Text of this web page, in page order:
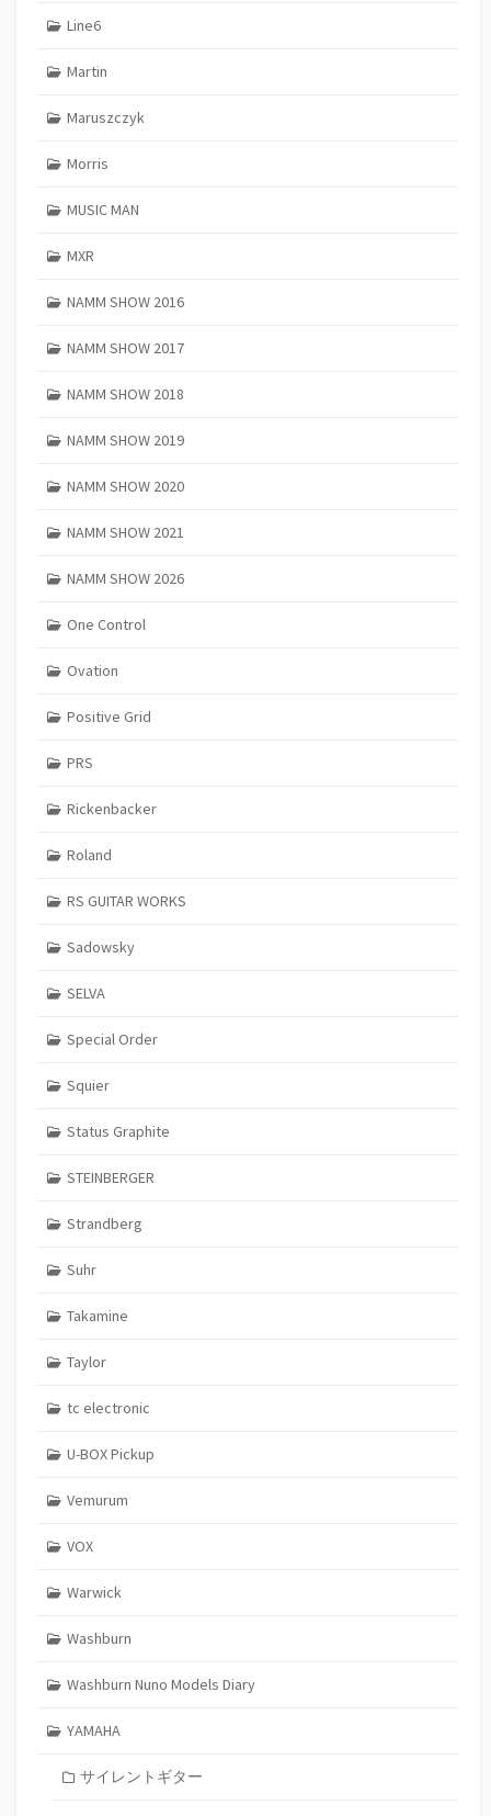
Line6
Martin
Maruszczyk
Morris
MUSIC MAN
MXR
NAMM SHOW 2016
NAMM SHOW 2017
NAMM SHOW 2018
NAMM SHOW 2019
NAMM SHOW 2020
NAMM SHOW 2021
NAMM SHOW 2026
One Control
Ovation
Positive Grid
PRS
Rickenbacker
Roland
RS GUITAR WORKS
Sadowsky
SELVA
Special Order
Squier
Status Graphite
STEINBERGER
Strandberg
Suhr
Takamine
Taylor
tc electronic
U-BOX Pickup
Vemurum
VOX
Warwick
Washburn
Washburn Nuno Models Diary
YAMAHA
サイレントギター